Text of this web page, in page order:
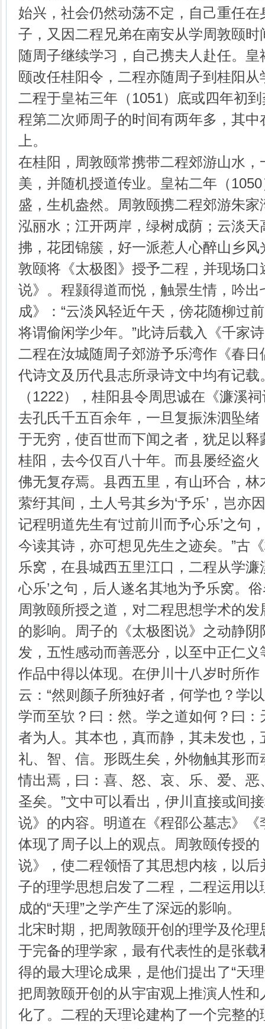
始兴，社会仍然动荡不定，自己重任
子，又因二程兄弟在南安从学周敦颐
随周子继续学习，自己携夫人赴任。
颐改任桂阳令，二程亦随周子到桂阳
二程于皇祐三年（1051）底或四年初
程第二次师周子的时间有两年多，其
上。
在桂阳，周敦颐常携带二程郊游山水
美，并随机授道传业。皇祐二年（
盛，生机盎然。周敦颐携二程郊游朱
泓丽水；江开两岸，绿树成荫；云淡
拂，花团锦簇，好一派惹人心醉山乡
敦颐将《太极图》授予二程，并现场
说》。程颢得道而悦，触景生情，吟
成》：“云淡风轻近午天，傍花随柳过
将谓偷闲学少年。”此诗后载入《千家
二程在汝城随周子郊游予乐湾作《春
代诗文及历代县志所录诗文中均有记载
（1222），桂阳县令周思诚在《濂溪
去孔氏千五百余年，一旦复振洙泗坠
于无穷，使百世而下闻之者，犹足以
桂阳，去今仅百八十年。而县屡经盗
佛无复存焉。县西五里，有山环合，
萦纡其间，土人号其乡为‘予乐’，岂亦
记程明道先生有‘过前川而予心乐’之句
今读其诗，亦可想见先生之迹矣。”古
乐窝，在县城西五里江口，二程从学濂
心乐’之句，后人遂名其地为予乐窝。俗
周敦颐所授之道，对二程思想学术的
的影响。周子的《太极图说》之动静
发，五性感动而善恶分，以至中正仁
作品中得以体现。在伊川十八岁时所
云：“然则颜子所独好者，何学也？学
学而至欤？曰：然。学之道如何？曰
者为人。其本也，真而静，其未发也
礼、智、信。形既生矣，外物触其形
情出焉，曰：喜、怒、哀、乐、爱、
圣矣。”文中可以看出，伊川直接或间
说》的内容。明道在《程邵公墓志》
体现了周子以上的观点。周敦颐传授
说》，使二程领悟了其思想内核，以
子的理学思想启发了二程，二程运用
成的“天理”之学产生了深远的影响。
北宋时期，把周敦颐开创的理学及伦
于完备的理学家，最有代表性的是张
得的最大理论成果，是他们提出了“天
把周敦颐开创的从宇宙观上推演人性
化了。二程的天理论建构了一个完整